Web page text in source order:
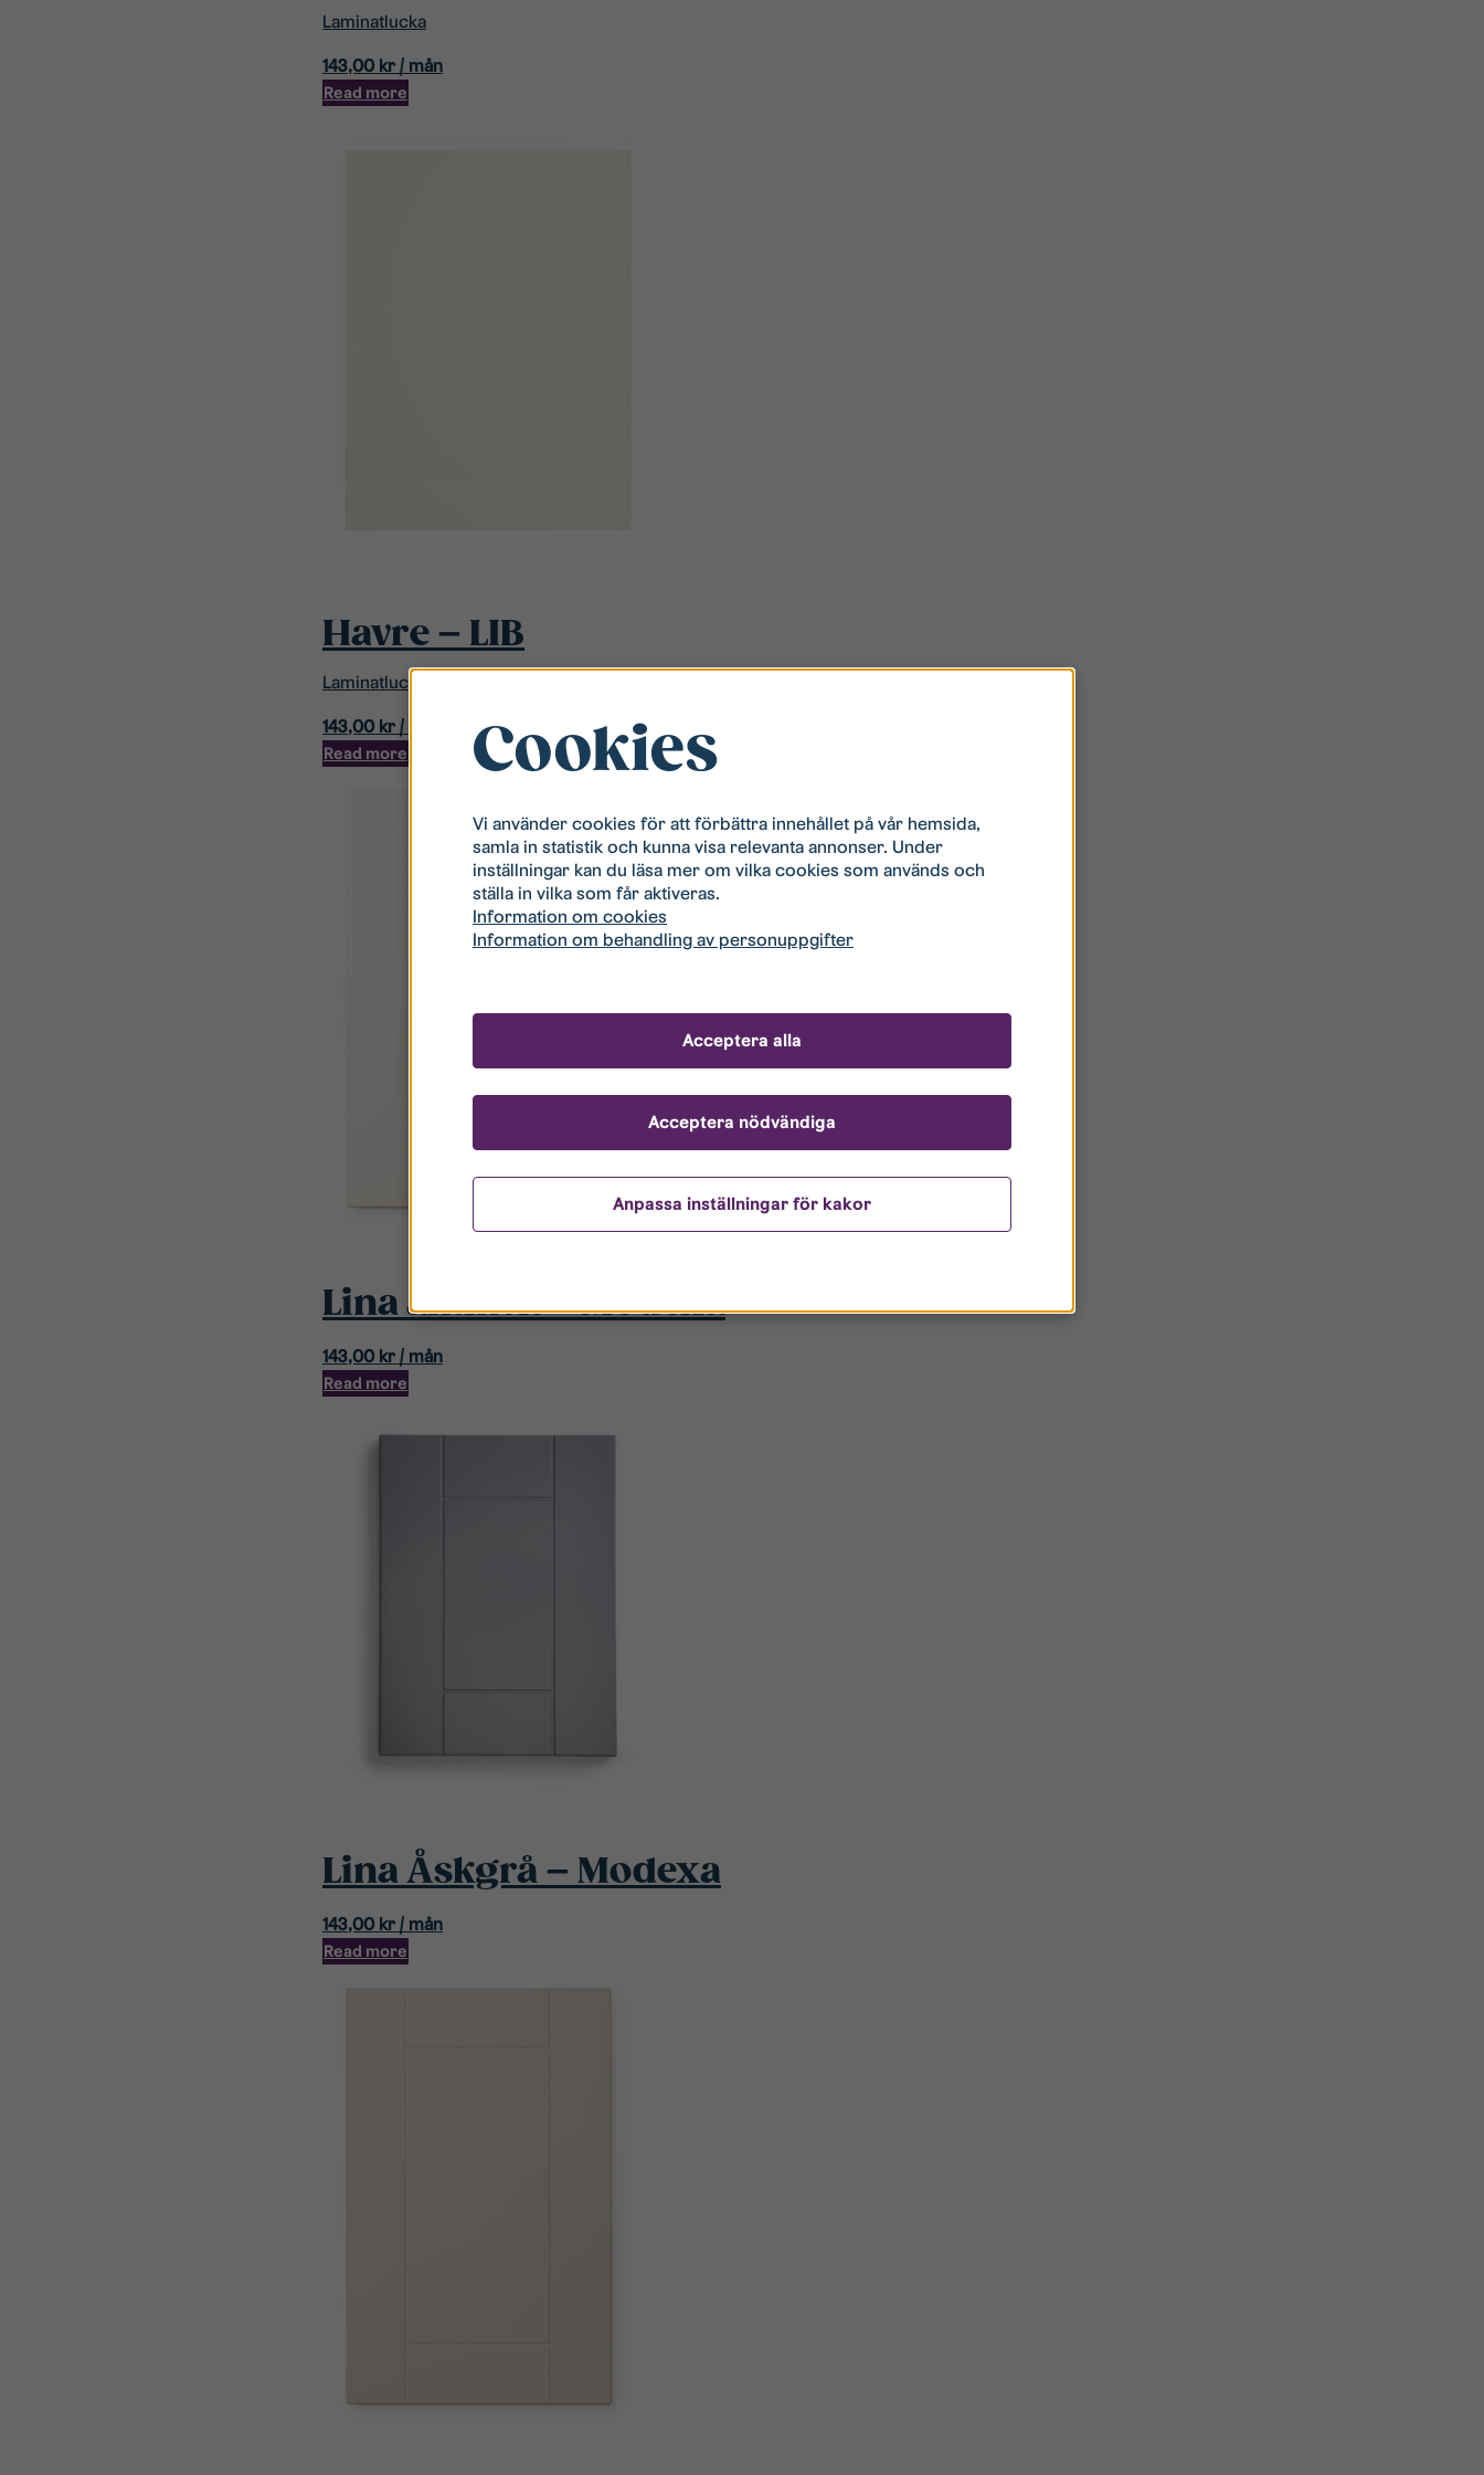
Laminatlucka
143,00 kr / mån
Read more
Havre – LIB
Laminatlucka
143,00 kr / mån
Read more
Lina antikvit – Modexa
143,00 kr / mån
Read more
Lina Åskgrå – Modexa
143,00 kr / mån
Read more
Cookies
Vi använder cookies för att förbättra innehållet på vår hemsida,
samla in statistik och kunna visa relevanta annonser. Under
inställningar kan du läsa mer om vilka cookies som används och
ställa in vilka som får aktiveras.
Information om cookies
Information om behandling av personuppgifter
Anpassa inställningar för kakor
Acceptera nödvändiga
Acceptera alla